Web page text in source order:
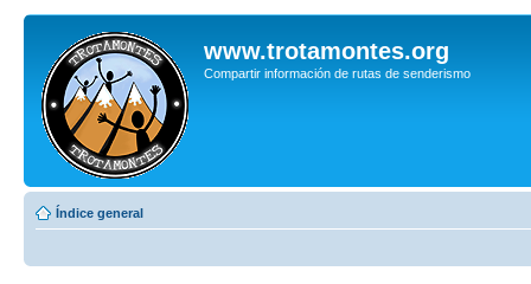
www.trotamontes.org
Compartir información de rutas de senderismo
Índice general